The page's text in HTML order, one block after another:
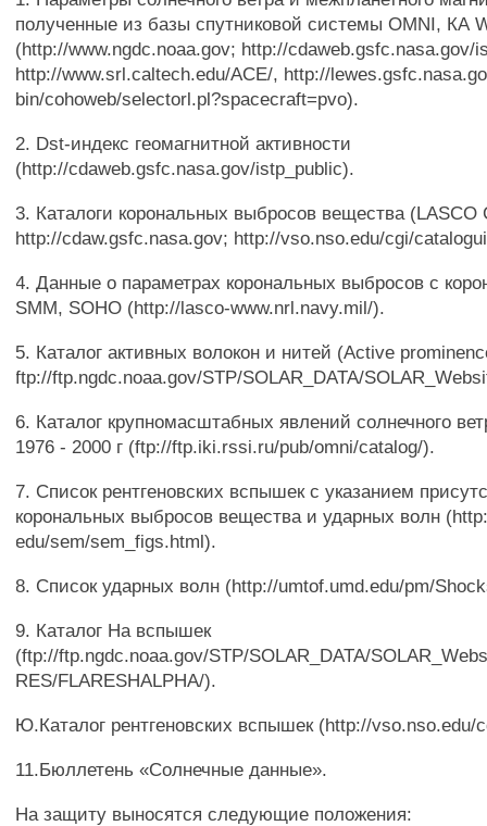
полученные из базы спутниковой системы OMNI, КА
(http://www.ngdc.noaa.gov; http://cdaweb.gsfc.nasa.gov/
http://www.srl.caltech.edu/ACE/, http://
bin/cohoweb/selectorl.pl?spacecraft=pvo).
2. Dst-индекс геомагнитной активности
(http://cdaweb.gsfc.nasa.gov/istp_public).
3. Каталоги корональных выбросов вещества
http://cdaw.gsfc.nasa.gov; http://vso.nso.edu/cgi/
4. Данные о параметрах корональных выбросов с
SMM, SOHO (http://lasco-www.nrl.navy.mil/).
5. Каталог активных волокон и нитей (Active
ftp://ftp.ngdc.noaa.gov/STP/SOLAR_DATA/
6. Каталог крупномасштабных явлений солнечного
1976 - 2000 г (ftp://ftp.iki.rssi.ru/pub/omni/catalog/).
7. Список рентгеновских вспышек с указанием
корональных выбросов вещества и ударных волн
edu/sem/sem_figs.html).
8. Список ударных волн (http://umtof.umd.edu/pm/
9. Каталог На вспышек
(ftp://ftp.ngdc.noaa.gov/STP/SOLAR_DATA/
RES/FLARESHALPHA/).
Ю.Каталог рентгеновских вспышек (http://vso.nso.edu/
11.Бюллетень «Солнечные данные».
На защиту выносятся следующие положения: